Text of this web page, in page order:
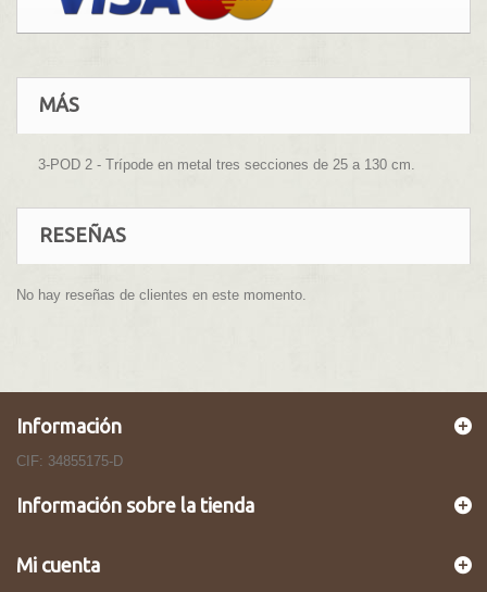
MÁS
3-POD 2 - Trípode en metal tres secciones de 25 a 130 cm.
RESEÑAS
No hay reseñas de clientes en este momento.
Información
CIF: 34855175-D
Información sobre la tienda
Mi cuenta